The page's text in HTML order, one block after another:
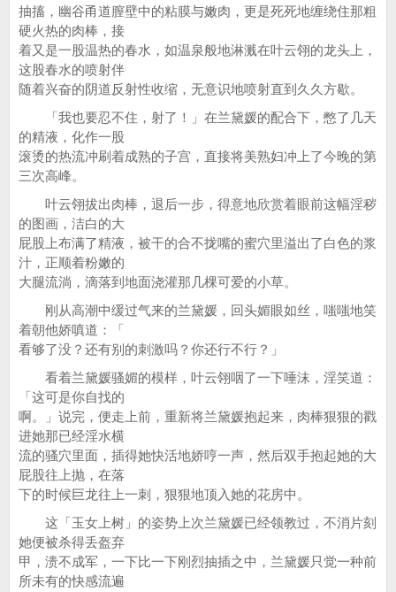
抽搐，幽谷甬道膣壁中的粘膜与嫩肉，更是死死地缠绕住那粗
硬火热的肉棒，接
着又是一股温热的春水，如温泉般地淋溅在叶云翎的龙头上，
这股春水的喷射伴
随着兴奋的阴道反射性收缩，无意识地喷射直到久久方歇。
「我也要忍不住，射了！」在兰黛媛的配合下，憋了几天
的精液，化作一股
滚烫的热流冲刷着成熟的子宫，直接将美熟妇冲上了今晚的第
三次高峰。
叶云翎拔出肉棒，退后一步，得意地欣赏着眼前这幅淫秽
的图画，洁白的大
屁股上布满了精液，被干的合不拢嘴的蜜穴里溢出了白色的浆
汁，正顺着粉嫩的
大腿流淌，滴落到地面浇灌那几棵可爱的小草。
刚从高潮中缓过气来的兰黛媛，回头媚眼如丝，嗤嗤地笑
着朝他娇嗔道：「
看够了没？还有别的刺激吗？你还行不行？」
看着兰黛媛骚媚的模样，叶云翎咽了一下唾沫，淫笑道：
「这可是你自找的
啊。」说完，便走上前，重新将兰黛媛抱起来，肉棒狠狠的戳
进她那已经淫水横
流的骚穴里面，插得她快活地娇哼一声，然后双手抱起她的大
屁股往上抛，在落
下的时候巨龙往上一刺，狠狠地顶入她的花房中。
这「玉女上树」的姿势上次兰黛媛已经领教过，不消片刻
她便被杀得丢盔弃
甲，溃不成军，一下比一下刚烈抽插之中，兰黛媛只觉一种前
所未有的快感流遍